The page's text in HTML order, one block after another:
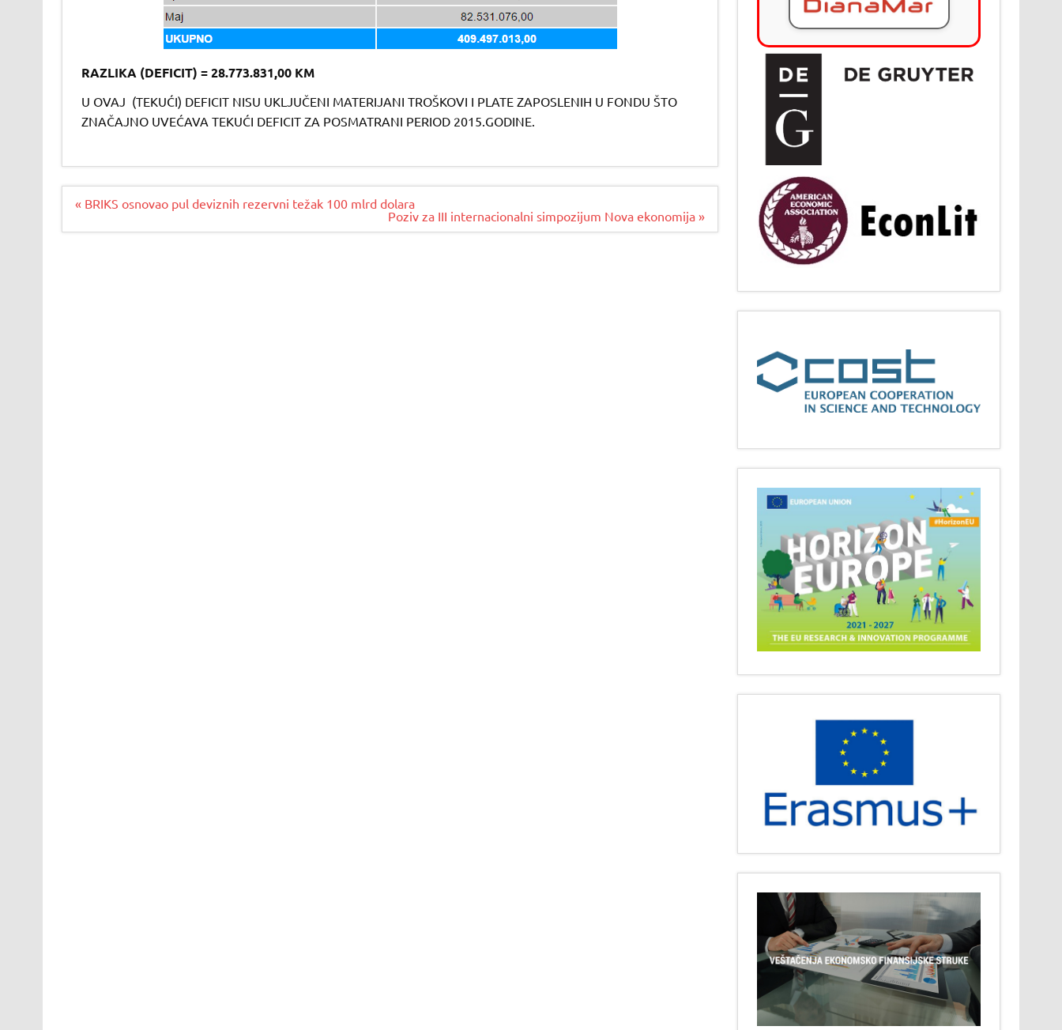
RAZLIKA (DEFICIT) = 28.773.831,00 KM
U OVAJ (TEKUĆI) DEFICIT NISU UKLJUČENI MATERIJANI TROŠKOVI I PLATE ZAPOSLENIH U FONDU ŠTO
ZNAČAJNO UVEĆAVA TEKUĆI DEFICIT ZA POSMATRANI PERIOD 2015.GODINE.
Navigacija
« BRIKS osnovao pul deviznih rezervni težak 100 mlrd dolara
Poziv za III internacionalni simpozijum Nova ekonomija »